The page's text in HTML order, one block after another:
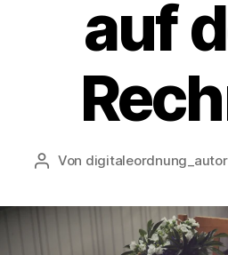
auf
Beitragsautor
Von digitaleordnung_autor